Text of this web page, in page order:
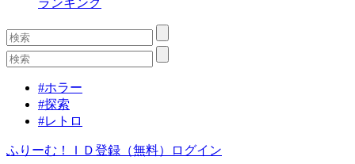
ランキング
#ホラー
#探索
#レトロ
ふりーむ！ＩＤ登録（無料） ログイン